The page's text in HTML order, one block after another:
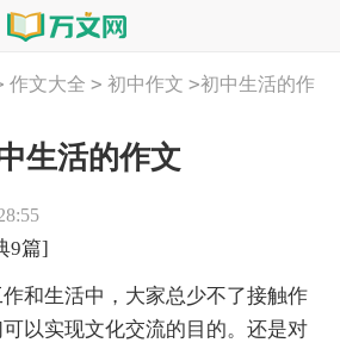
作文大全 > 初中作文 >初中生活的作
生活的作文
9篇]
生活中，大家总少不了接触作
以实现文化交流的目的。还是对